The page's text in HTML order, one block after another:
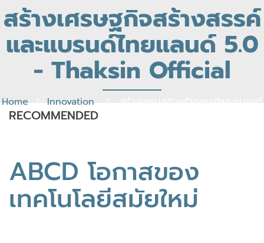
สร้างเศรษฐกิจสร้างสรรค์
และแบรนด์ไทยแลนด์ 5.0
- Thaksin Official
Home Innovation
RECOMMENDED
ABCD โอกาสของ
เทคโนโลยีสมัยใหม่